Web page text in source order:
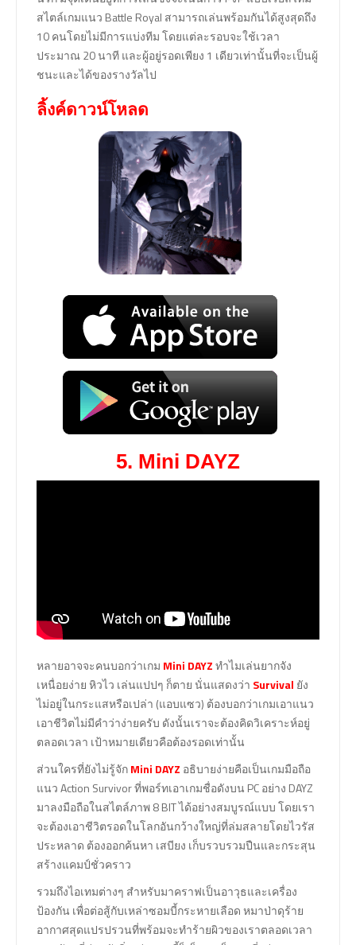
สไตล์เกมแนว Battle Royal สามารถเล่นพร้อมกันได้สูงสุดถึง
10 คนโดยไม่มีการแบ่งทีม โดยแต่ละรอบจะใช้เวลา
ประมาณ 20 นาที และผู้อยู่รอดเพียง 1 เดียวเท่านั้นที่จะเป็นผู้
ชนะและได้ของรางวัลไป
ลิ้งค์ดาวน์โหลด
5. Mini DAYZ
หลายอาจจะคนบอกว่าเกม Mini DAYZทำไมเล่นยากจัง
เหนื่อยง่าย หิวไว เล่นแปปๆ ก็ตาย นั่นแสดงว่า Survival ยัง
ไม่อยู่ในกระแสหรือเปล่า (แอบแซว) ต้องบอกว่าเกมเอาแนว
เอาชีวิตไม่มีคำว่าง่ายครับ ดังนั้นเราจะต้องคิดวิเคราะห์อยู่
ตลอดเวลา เป้าหมายเดียวคือต้องรอดเท่านั้น
ส่วนใครที่ยังไม่รู้จักMini DAYZ อธิบายง่ายคือเป็นเกมมือถือ
แนว Action Survivor ที่พอร์ทเอาเกมชื่อดังบน PC อย่าง DAYZ
มาลงมือถือในสไตล์ภาพ 8 BIT ได้อย่างสมบูรณ์แบบ โดยเรา
จะต้องเอาชีวิตรอดในโลกอันกว้างใหญ่ที่ล่มสลายโดยไวรัส
ประหลาด ต้องออกค้นหา เสบียง เก็บรวบรวมปืนและกระสุน
สร้างแคมป์ชั่วคราว
รวมถึงไอเทมต่างๆ สำหรับมาคราฟเป็นอาวุธและเครื่อง
ป้องกัน เพื่อต่อสู้กับเหล่าซอมบี้กระหายเลือด หมาป่าดุร้าย
อากาศสุดแปรปรวนที่พร้อมจะทำร้ายผิวของเราตลอดเวลา